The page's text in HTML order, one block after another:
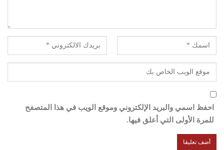
احفظ اسمي والبريد الإلكتروني وموقع الويب في هذا المتصفح
للمرة الأولى التي أعلق فيها.